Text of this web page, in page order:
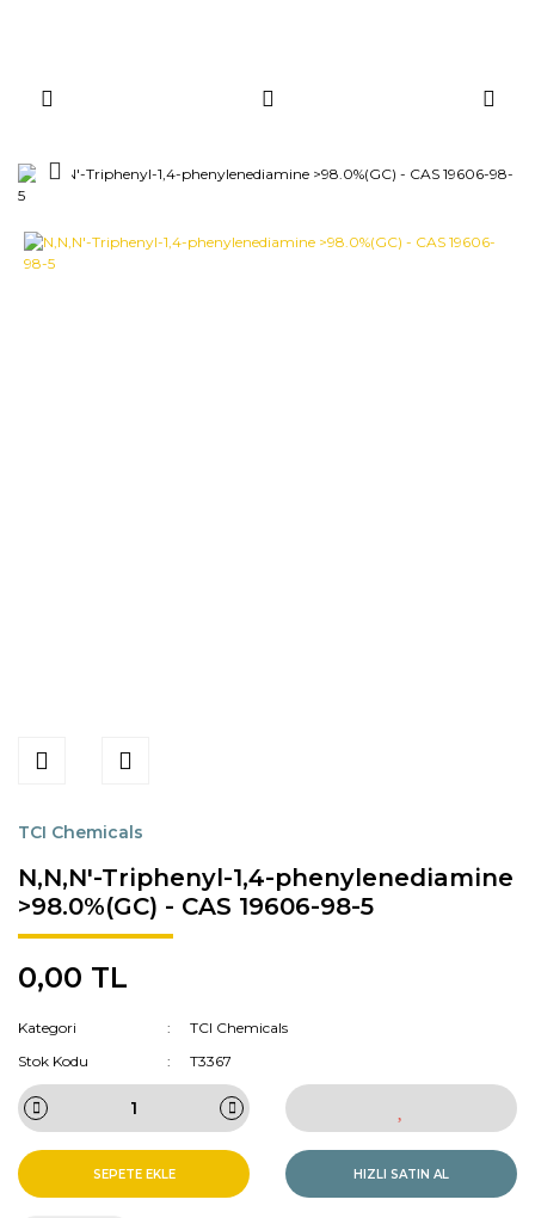
TCI Chemicals
N,N,N'-Triphenyl-1,4-phenylenediamine
>98.0%(GC) - CAS 19606-98-5
0,00 TL
Kategori
TCI Chemicals
Stok Kodu
T3367
SEPETE EKLE HIZLI SATIN AL